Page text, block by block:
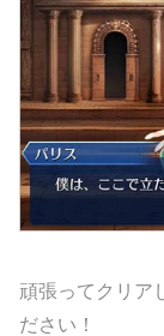
頑張ってクリア
ださい！